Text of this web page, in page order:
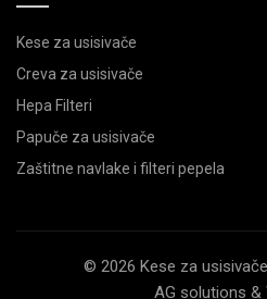
Kese za usisivače
Creva za usisivače
Hepa Filteri
Papuče za usisivače
Zaštitne navlake i filteri pepela
© 2026 Kese za
AG solutions &